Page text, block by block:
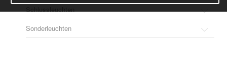
Signalleuchte Metro
Spitzenlicht ICE 3.2
Schlussleuchten
Schlussleuchte druckdicht
Sonderleuchten